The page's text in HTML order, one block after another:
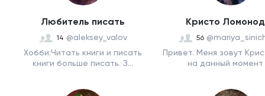
Любитель писать
14 @aleksey_valov
Хобби:Читать книги и писать
книги больше писать. З...
Кристо
56
Привет. Меня зовут
на данный момент